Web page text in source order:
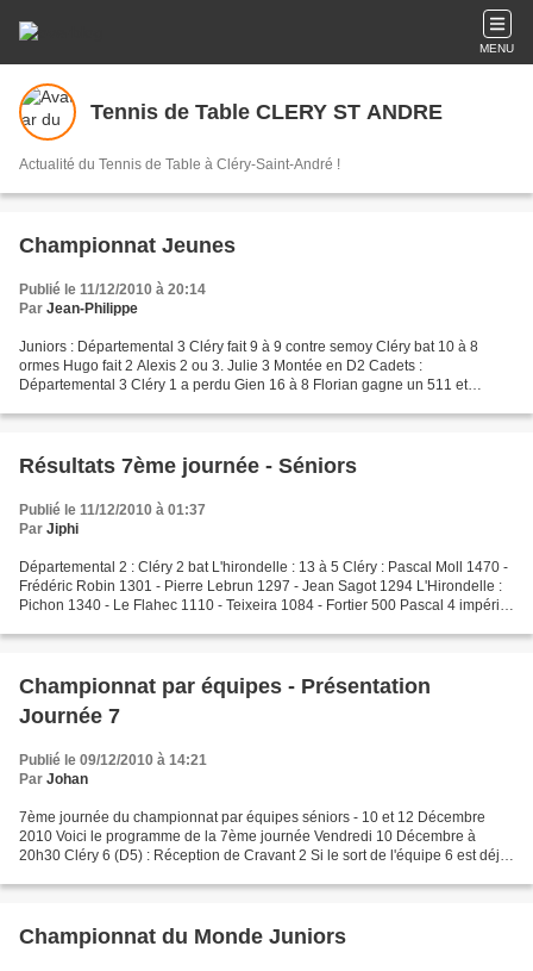
MENU
Tennis de Table CLERY ST ANDRE
Actualité du Tennis de Table à Cléry-Saint-André !
Championnat Jeunes
Publié le 11/12/2010 à 20:14
Par Jean-Philippe
Juniors : Départemental 3 Cléry fait 9 à 9 contre semoy Cléry bat 10 à 8
ormes Hugo fait 2 Alexis 2 ou 3. Julie 3 Montée en D2 Cadets :
Départemental 3 Cléry 1 a perdu Gien 16 à 8 Florian gagne un 511 et
Résultats 7ème journée - Séniors
Publié le 11/12/2010 à 01:37
Par Jiphi
Départemental 2 : Cléry 2 bat L'hirondelle : 13 à 5 Cléry : Pascal Moll 1470 -
Frédéric Robin 1301 - Pierre Lebrun 1297 - Jean Sagot 1294 L'Hirondelle :
Pichon 1340 - Le Flahec 1110 - Teixeira 1084 - Fortier 500 Pascal 4 impérial
Championnat par équipes - Présentation
Journée 7
Publié le 09/12/2010 à 14:21
Par Johan
7ème journée du championnat par équipes séniors - 10 et 12 Décembre
2010 Voici le programme de la 7ème journée Vendredi 10 Décembre à
20h30 Cléry 6 (D5) : Réception de Cravant 2 Si le sort de l'équipe 6 est déjà
Championnat du Monde Juniors